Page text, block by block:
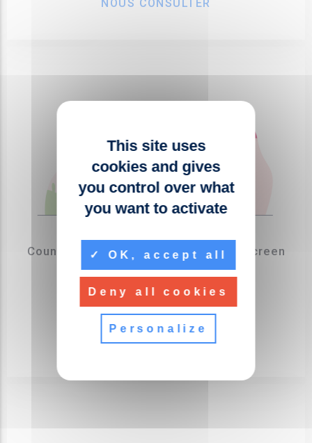
NOUS CONSULTER
CountEx - Extension de Licence Neoscreen
pour le comptage visiteurs
Réf. IAGONA COUNTEX
PRIX PUBLIC HT
NOUS CONSULTER
This site uses
cookies and gives
you control over what
you want to activate
OK, accept all
Deny all cookies
Personalize